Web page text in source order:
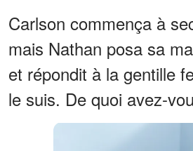
Carlson commença à
mais Nathan posa sa
et répondit à la gentille
le suis. De quoi avez-